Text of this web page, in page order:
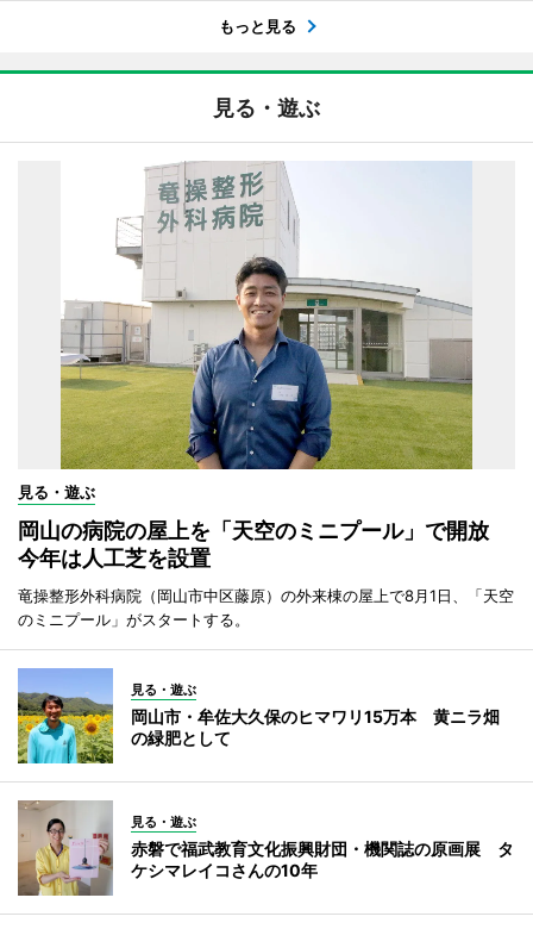
もっと見る
見る・遊ぶ
見る・遊ぶ
岡山の病院の屋上を「天空のミニプール」で開放
今年は人工芝を設置
竜操整形外科病院（岡山市中区藤原）の外来棟の屋上で8月1日、「天空
のミニプール」がスタートする。
見る・遊ぶ
岡山市・牟佐大久保のヒマワリ15万本 黄ニラ畑
の緑肥として
見る・遊ぶ
赤磐で福武教育文化振興財団・機関誌の原画展 タ
ケシマレイコさんの10年